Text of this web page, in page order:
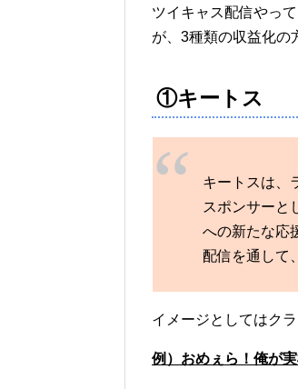
ツイキャス配信やっ
が、3種類の収益化の
①キートス
キートスは、
スポンサーと
への新たな応
配信を通して
イメージとしてはク
例）おめぇら！俺が